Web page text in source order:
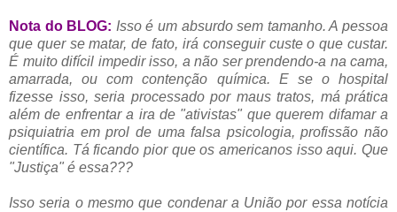
Nota do BLOG: Isso é um absurdo sem tamanho. A pessoa
que quer se matar, de fato, irá conseguir custe o que custar.
É muito difícil impedir isso, a não ser prendendo-a na cama,
amarrada, ou com contenção química. E se o hospital
fizesse isso, seria processado por maus tratos, má prática
além de enfrentar a ira de "ativistas" que querem difamar a
psiquiatria em prol de uma falsa psicologia, profissão não
científica. Tá ficando pior que os americanos isso aqui. Que
"Justiça" é essa???
Isso seria o mesmo que condenar a União por essa notícia